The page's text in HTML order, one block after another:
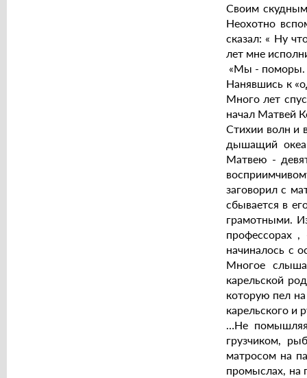
Своим скудным
Неохотно
сказал: « Ну
лет мне
«Мы - поморы.
Нанявшись к
Много лет
начал Матвей
Стихии волн и
дышащий
Матвею -
заговорил с
сбывается в
грамотными.
профессорах ,
начиналось с
Многое
карельской
которую пел
карельского и
…Не помышляя
грузчиком,
матросом на
промыслах, на